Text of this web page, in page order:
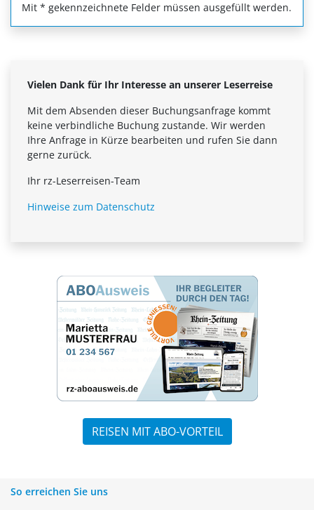
Mit * gekennzeichnete Felder müssen ausgefüllt werden.
Vielen Dank für Ihr Interesse an unserer Leserreise
Mit dem Absenden dieser Buchungsanfrage kommt
keine verbindliche Buchung zustande. Wir werden
Ihre Anfrage in Kürze bearbeiten und rufen Sie dann
gerne zurück.
Ihr rz-Leserreisen-Team
Hinweise zum Datenschutz
REISEN MIT ABO-VORTEIL
So erreichen Sie uns